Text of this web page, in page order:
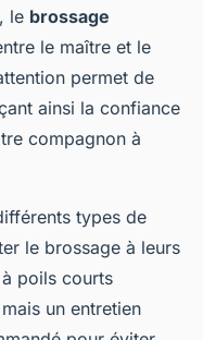
le brossage
le maître et le
permet de
ainsi la confiance
compagnon à
types de
le brossage à leurs
poils courts
un entretien